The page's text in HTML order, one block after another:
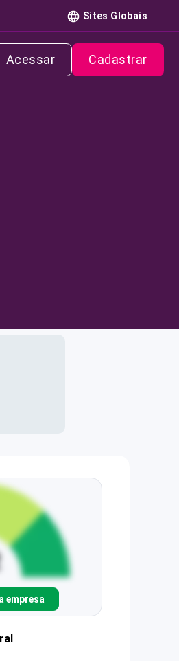
Sites Globais
Acessar Cadastrar
empresa